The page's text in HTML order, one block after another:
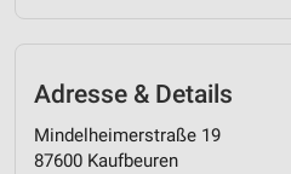
Adresse & Details
Mindelheimerstraße 19
87600 Kaufbeuren